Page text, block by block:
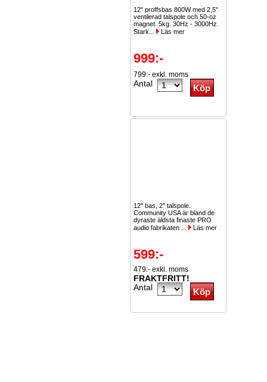
12" proffsbas 800W med 2,5"
ventilerad talspole och 50-oz
magnet. 5kg. 30Hz - 3000Hz.
Stark...
Läs mer
999:-
799:- exkl. moms
Antal
12" bas, 2" talspole.
Community USA är bland de
dyraste äldsta finaste PRO
audio fabrikaten ...
Läs mer
599:-
479:- exkl. moms
FRAKTFRITT!
Antal